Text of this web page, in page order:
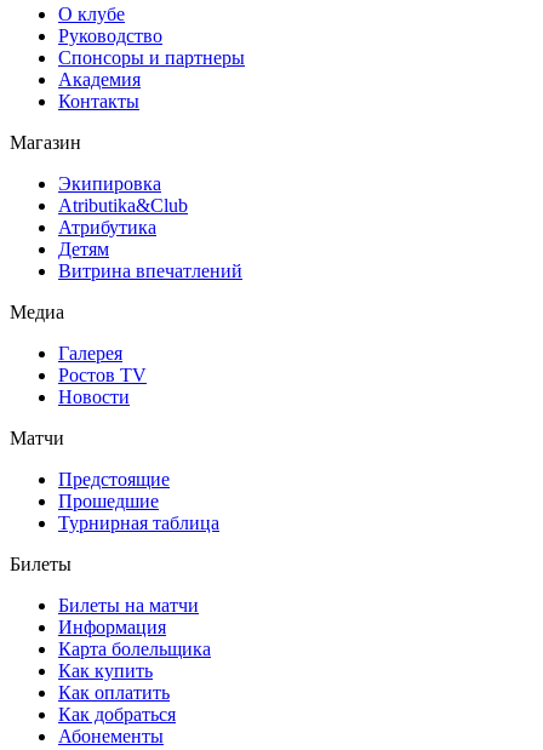
О клубе
Руководство
Спонсоры и партнеры
Академия
Контакты
Магазин
Экипировка
Atributika&Club
Атрибутика
Детям
Витрина впечатлений
Медиа
Галерея
Ростов TV
Новости
Матчи
Предстоящие
Прошедшие
Турнирная таблица
Билеты
Билеты на матчи
Информация
Карта болельщика
Как купить
Как оплатить
Как добраться
Абонементы